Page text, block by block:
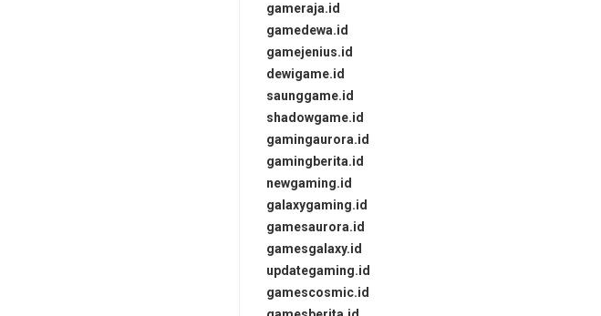
gameraja.id
gamedewa.id
gamejenius.id
dewigame.id
saunggame.id
shadowgame.id
gamingaurora.id
gamingberita.id
newgaming.id
galaxygaming.id
gamesaurora.id
gamesgalaxy.id
updategaming.id
gamescosmic.id